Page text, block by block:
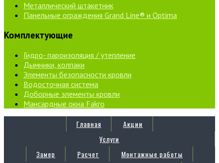
Металлический штакетник
Панельные ограждения Grand Line® и Optima
Комплектующие
Гидро- пароизоляция / утепление
Дымники, колпаки
Элементы безопасности кровли
Водосточная система
Доборные элементы кровли
Мансардные окна Fakro
Главная
Акции
Услуги
Замер
Расчет
Монтажные работы